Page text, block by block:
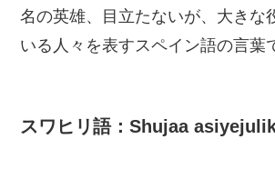
名の英雄、目立たないが、大きな
いる人々を表すスペイン語の言葉
スワヒリ語：Shujaa